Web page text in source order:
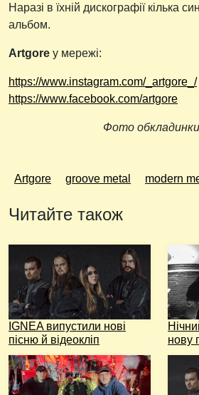
Наразі в їхній дискографії кілька
альбом.
Artgore у мережі:
https://www.instagram.com/_artgore_/
https://www.facebook.com/artgore
Фото
Artgore groove metal modern
Читайте також
IGNEA випустили нові
пісню й відеокліп
нову